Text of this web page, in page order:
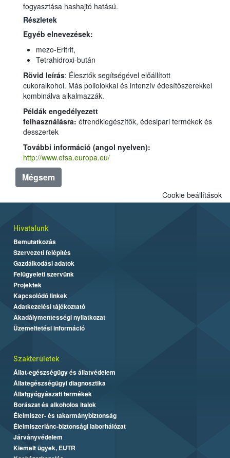
fogyasztása hashajtó hatású.
Részletek
Egyéb elnevezések:
mezo-Eritrit,
Tetrahidroxi-bután
Rövid leírás: Élesztők segítségével előállított
cukoralkohol. Más poliolokkal és intenzív édesítőszerekkel
kombinálva alkalmazzák.
Példák engedélyezett
felhasználásra: étrendkiegészítők, édesipari termékek és
desszertek
További információ (angol nyelven):
http://www.efsa.europa.eu/
Mégsem
Cookie beállítások
Hivatalunk
Bemutatkozás
Szervezeti felépítés
Gazdálkodási adatok
Felügyeleti szervünk
Projektek
Kapcsolódó linkek
Adatkezelési tájékoztató
Akadálymentességi nyilatkozat
Üzemeltetési információ
Szakterületek
Állat-egészségügy és állatvédelem
Állategészségügyi diagnosztika
Állatgyógyászati termékek
Borászat és alkoholos italok
Élelmiszer- és takarmánybiztonság
Élelmiszerlánc-biztonsági laborhálózat
Járványvédelem
Kiemelt ügyek, EUTR